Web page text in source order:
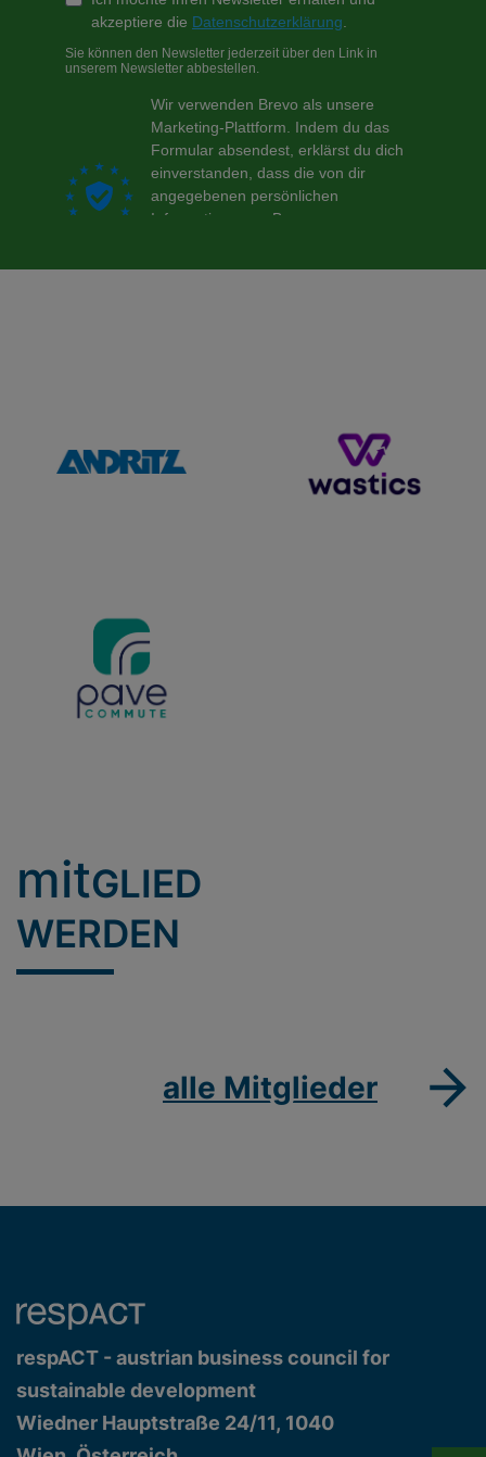
mitGLIED
WERDEN
alle Mitglieder
respACT - austrian business council for
sustainable development
Wiedner Hauptstraße 24/11, 1040